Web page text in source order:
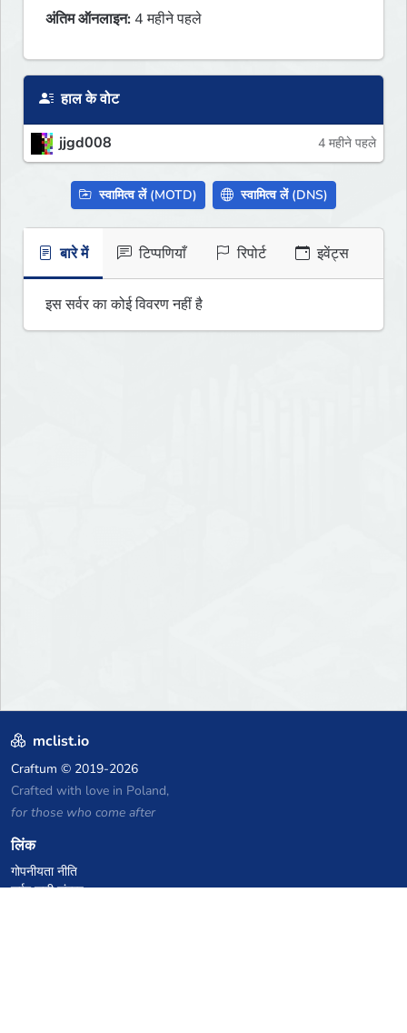
अंतिम ऑनलाइन: 4 महीने पहले
हाल के वोट
jjgd008 4 महीने पहले
स्वामित्व लें (MOTD) स्वामित्व लें (DNS)
बारे में टिप्पणियाँ रिपोर्ट इवेंट्स
इस सर्वर का कोई विवरण नहीं है
mclist.io
Craftum © 2019-2026
Crafted with love in Poland,
for those who come after
लिंक
गोपनीयता नीति
सर्वर सूची संग्रह